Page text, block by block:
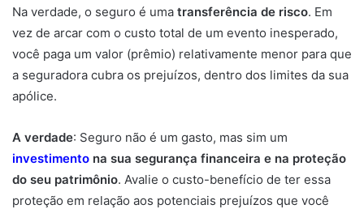
Na verdade, o seguro é uma transferência de risco. Em
vez de arcar com o custo total de um evento inesperado,
você paga um valor (prêmio) relativamente menor para que
a seguradora cubra os prejuízos, dentro dos limites da sua
apólice.
A verdade: Seguro não é um gasto, mas sim um
investimento na sua segurança financeira e na proteção
do seu patrimônio. Avalie o custo-benefício de ter essa
proteção em relação aos potenciais prejuízos que você